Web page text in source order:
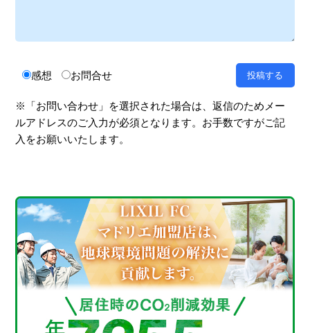
感想 お問合せ
※「お問い合わせ」を選択された場合は、返信のためメー
ルアドレスのご入力が必須となります。お手数ですがご記
入をお願いいたします。